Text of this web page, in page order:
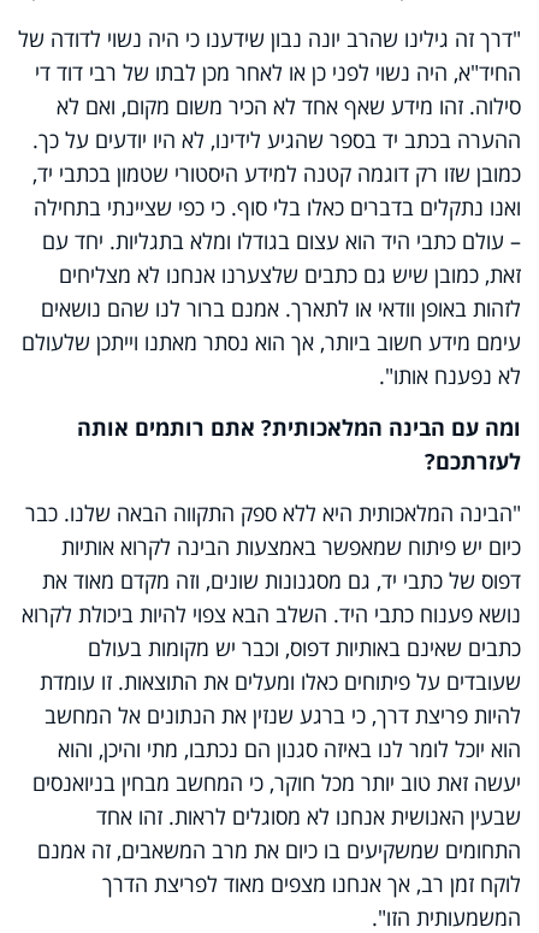
"דרך זה גילינו שהרב יונה נבון שידענו כי היה נשוי לדודה של
החיד"א, היה נשוי לפני כן או לאחר מכן לבתו של רבי דוד די
סילוה. זהו מידע שאף אחד לא הכיר משום מקום, ואם לא
ההערה בכתב יד בספר שהגיע לידינו, לא היו יודעים על כך.
כמובן שזו רק דוגמה קטנה למידע היסטורי שטמון בכתבי יד,
ואנו נתקלים בדברים כאלו בלי סוף. כי כפי שציינתי בתחילה
– עולם כתבי היד הוא עצום בגודלו ומלא בתגליות. יחד עם
זאת, כמובן שיש גם כתבים שלצערנו אנחנו לא מצליחים
לזהות באופן וודאי או לתארך. אמנם ברור לנו שהם נושאים
עימם מידע חשוב ביותר, אך הוא נסתר מאתנו וייתכן שלעולם
לא נפענח אותו".
ומה עם הבינה המלאכותית? אתם רותמים אותה
לעזרתכם?
"הבינה המלאכותית היא ללא ספק התקווה הבאה שלנו. כבר
כיום יש פיתוח שמאפשר באמצעות הבינה לקרוא אותיות
דפוס של כתבי יד, גם מסגנונות שונים, וזה מקדם מאוד את
נושא פענוח כתבי היד. השלב הבא צפוי להיות ביכולת לקרוא
כתבים שאינם באותיות דפוס, וכבר יש מקומות בעולם
שעובדים על פיתוחים כאלו ומעלים את התוצאות. זו עומדת
להיות פריצת דרך, כי ברגע שנזין את הנתונים אל המחשב
הוא יוכל לומר לנו באיזה סגנון הם נכתבו, מתי והיכן, והוא
יעשה זאת טוב יותר מכל חוקר, כי המחשב מבחין בניואנסים
שבעין האנושית אנחנו לא מסוגלים לראות. זהו אחד
התחומים שמשקיעים בו כיום את מרב המשאבים, זה אמנם
לוקח זמן רב, אך אנחנו מצפים מאוד לפריצת הדרך
המשמעותית הזו".